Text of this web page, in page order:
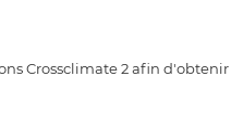
Crossclimate 2 afin